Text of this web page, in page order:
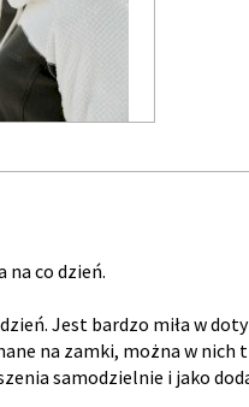
na co dzień.
Jest bardzo miła w
na zamki, można w
samodzielnie i jako